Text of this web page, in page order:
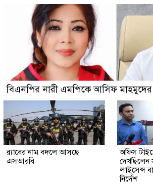
বিএনপির নারী এমপিকে আসিফ
র‍্যাবের নাম বদলে আসছে
এসআরবি
অফিস
দেখছিলেন
লাইসেন্স
নির্দেশ